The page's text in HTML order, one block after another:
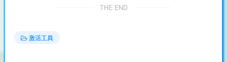
THE END
激活工具